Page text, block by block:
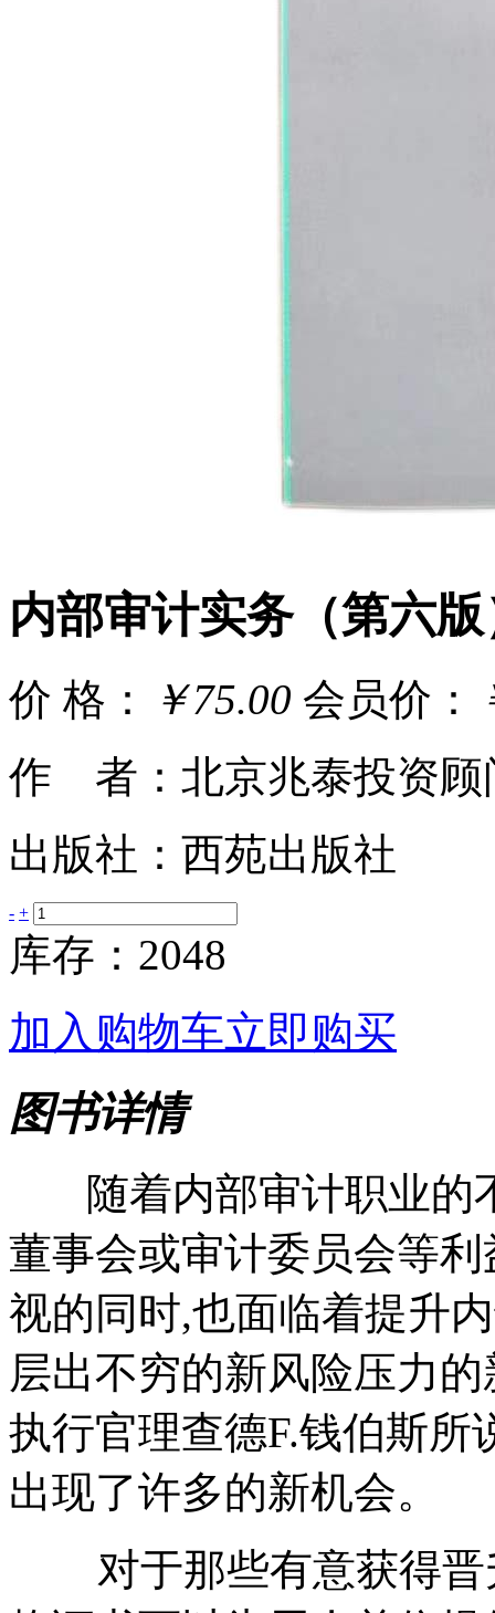
内部审计实务（第六版
价 格： ￥75.00 会员价：
作 者：北京兆泰投资顾
出版社：西苑出版社
- +
库存：2048
加入购物车立即购买
图书详情
随着内部审计职业的
董事会或审计委员会等
视的同时,也面临着提升
层出不穷的新风险压力
执行官理查德F.钱伯斯所
出现了许多的新机会。
对于那些有意获得晋